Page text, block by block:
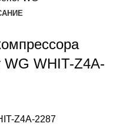
WG WHIT-Z4A-
Z4A-2287